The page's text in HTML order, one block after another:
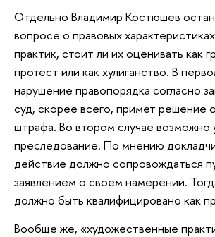
Отдельно Владимир Костюшев
вопросе о правовых
практик, стоит ли их оценивать как
протест или как хулиганство. В
нарушение правопорядка согласно
суд, скорее всего, примет решение
штрафа. Во втором случае возможно
преследование. По мнению
действие должно сопровождаться
заявлением о своем намерении.
должно быть квалифицировано как
Вообще же, «художественные